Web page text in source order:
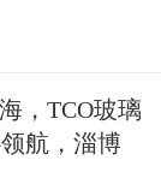
，TCO玻璃
航，淄博